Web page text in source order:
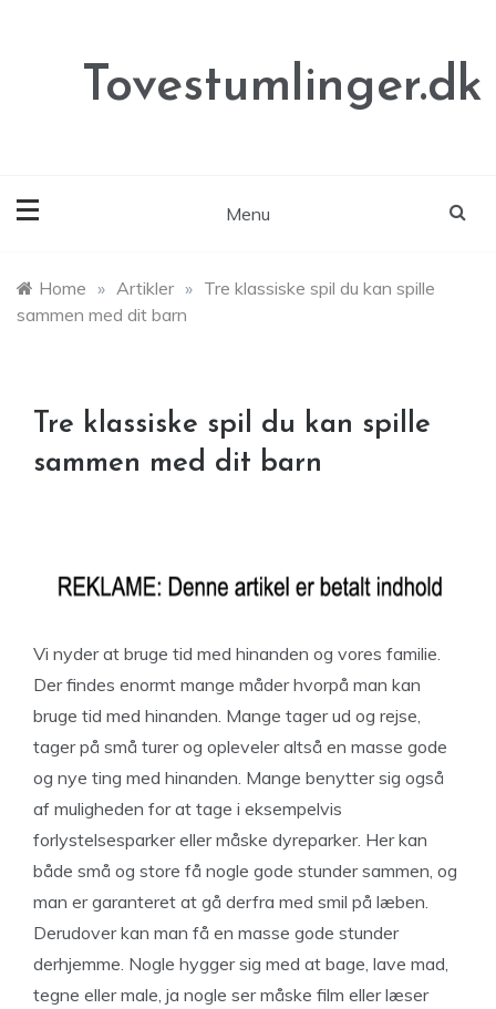
Tovestumlinger.dk
Menu
Home » Artikler » Tre klassiske spil du kan spille
sammen med dit barn
Tre klassiske spil du kan spille
sammen med dit barn
Vi nyder at bruge tid med hinanden og vores familie.
Der findes enormt mange måder hvorpå man kan
bruge tid med hinanden. Mange tager ud og rejse,
tager på små turer og opleveler altså en masse gode
og nye ting med hinanden. Mange benytter sig også
af muligheden for at tage i eksempelvis
forlystelsesparker eller måske dyreparker. Her kan
både små og store få nogle gode stunder sammen, og
man er garanteret at gå derfra med smil på læben.
Derudover kan man få en masse gode stunder
derhjemme. Nogle hygger sig med at bage, lave mad,
tegne eller male, ja nogle ser måske film eller læser